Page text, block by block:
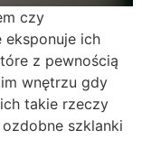
czy
eksponuje ich
z pewnością
wnętrzu gdy
takie rzeczy
szklanki